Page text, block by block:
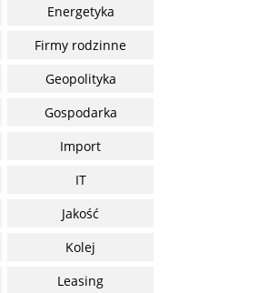
Energetyka
Firmy rodzinne
Geopolityka
Gospodarka
Import
IT
Jakość
Kolej
Leasing